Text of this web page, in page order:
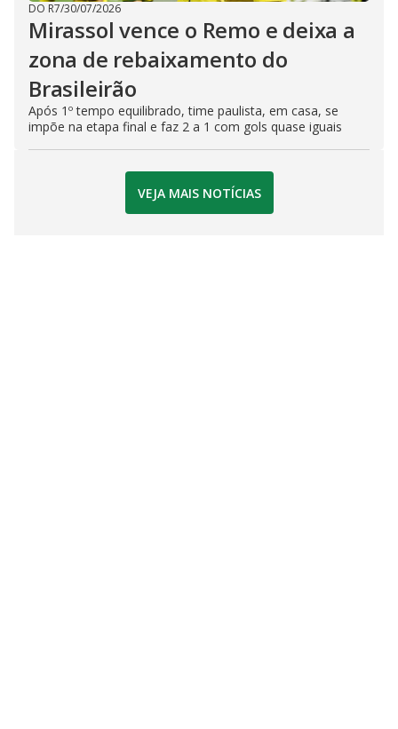
DO R7/30/07/2026
Mirassol vence o Remo e deixa a
zona de rebaixamento do
Brasileirão
Após 1º tempo equilibrado, time paulista, em casa, se
impõe na etapa final e faz 2 a 1 com gols quase iguais
VEJA MAIS NOTÍCIAS